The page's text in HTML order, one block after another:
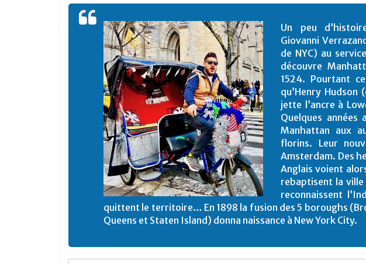
Un peu
Giovanni
de NYC) au
découvre
1524. Pourtant
qu’Henry Hudson
jette l’ancre à
Quelques années
Manhattan aux
florins. Leur
Amsterdam. Des
Anglais voient
rebaptisent la ville
reconnaissent
quittent le territoire… En 1898 la fusion des 5 boroughs
Queens et Staten Island) donna naissance à New York City.